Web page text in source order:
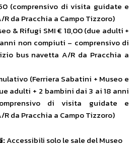
(comprensivo di visita guidate e
da Pracchia a Campo Tizzoro)
& Rifugi SMI € 18,00 (due adulti +
non compiuti – comprensivo di
bus navetta A/R da Pracchia a
(Ferriera Sabatini + Museo e
adulti + 2 bambini dai 3 ai 18 anni
di visita guidate e
da Pracchia a Campo Tizzoro)
Accessibili solo le sale del Museo